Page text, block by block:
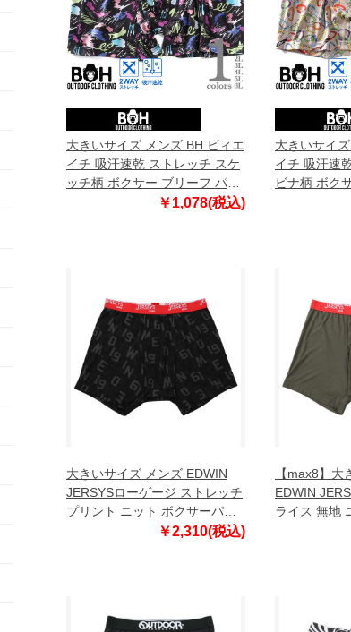
大きいサイズ メンズ BH ビィエ
イチ 吸汗速乾 ストレッチ スケ
ッチ柄 ボクサー ブリーフ パン
ツ 肌着 下着 bhup-259013
￥1,078(税込)
大きいサイ
イチ 吸汗速
ビナ柄 ボク
ツ 肌着 下
大きいサイズ メンズ EDWIN
JERSYSローゲージ ストレッチ
プリント ニット ボクサーパン
ツ ブラック 1249-5321-2 3L 4L
￥2,310(税込)
【max8】
EDWIN
ライス 無地
ンツ ダーク